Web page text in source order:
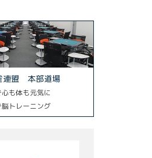
連盟 本部道場
心も体も元気に
脳トレーニング